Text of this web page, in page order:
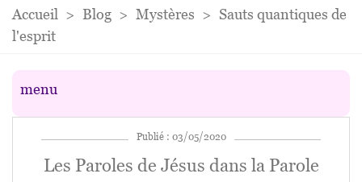
Accueil > Blog > Mystères > Sauts quantiques de
l'esprit
menu
Publié : 03/05/2020
Les Paroles de Jésus dans la Parole